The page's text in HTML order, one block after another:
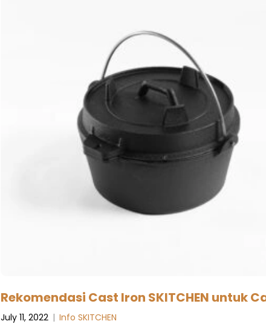
Rekomendasi Cast Iron SKITCHEN untuk
July 11, 2022 | Info SKITCHEN